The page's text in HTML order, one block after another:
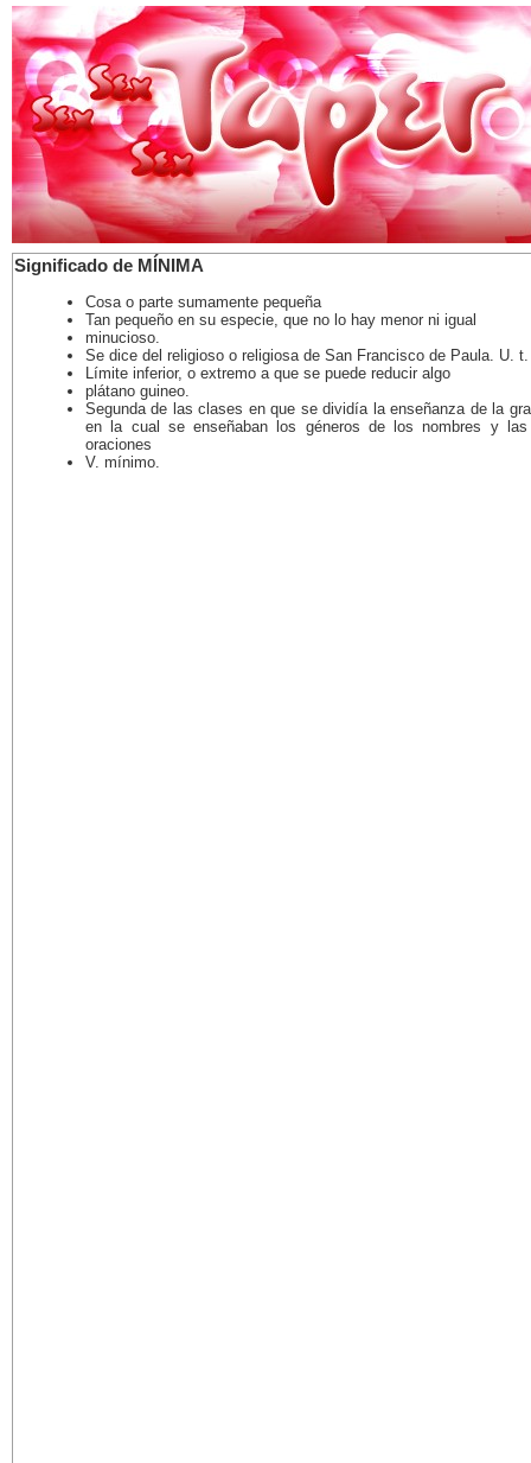
Significado de MÍNIMA
Cosa o parte sumamente pequeña
Tan pequeño en su especie, que no lo hay menor ni igual
minucioso.
Se dice del religioso o religiosa de San Francisco de Paula. U.
Límite inferior, o extremo a que se puede reducir algo
plátano guineo.
Segunda de las clases en que se dividía la enseñanza de la
en la cual se enseñaban los géneros de los nombres y las
oraciones
V. mínimo.